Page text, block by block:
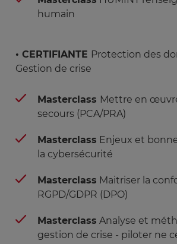
humain
• CERTIFIANTE Protection des
Gestion de crise
Masterclass Mettre en
secours (PCA/PRA)
Masterclass Enjeux et
la cybersécurité
Masterclass Maitriser la
RGPD/GDPR (DPO)
Masterclass Analyse et
gestion de crise - piloter ne